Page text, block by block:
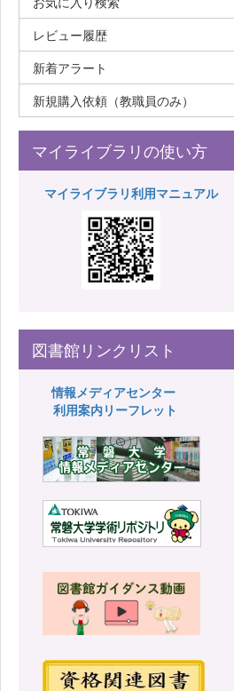
レビュー履歴
新着アラート
新規購入依頼（教職員のみ）
マイライブラリの使い方
マイライブラリ利用マニュアル
図書館リンクリスト
情報メディアセンター
利用案内リーフレット